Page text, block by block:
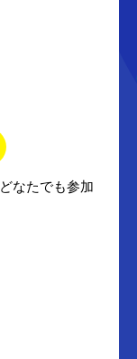
なたでも参加